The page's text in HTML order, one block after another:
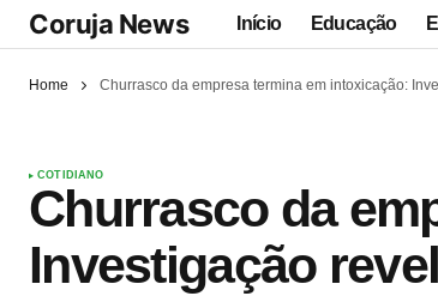
Coruja News Início Educação
Home Churrasco da empresa termina em intoxicação:
COTIDIANO
Churrasco da
Investigação